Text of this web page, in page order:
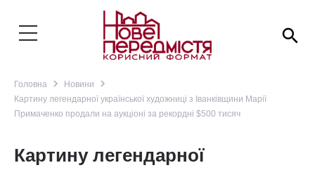
search
Головна navigate_next Новини navigate_next
Картину легендарної української художниці з Іванківщини Марії
Примаченко продали на аукціоні за рекордні $500 тисяч
Картину легендарної